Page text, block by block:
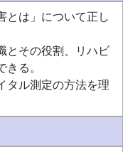
とは」について正し
とその役割、リハビ
る。
タル測定の方法を理